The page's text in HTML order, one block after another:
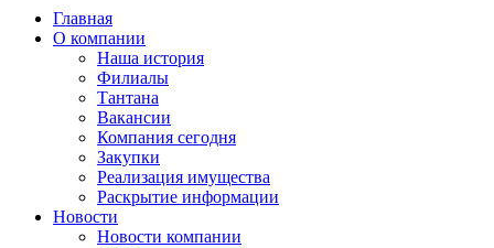
Главная
О компании
Наша история
Филиалы
Тантана
Вакансии
Компания сегодня
Закупки
Реализация имущества
Раскрытие информации
Новости
Новости компании